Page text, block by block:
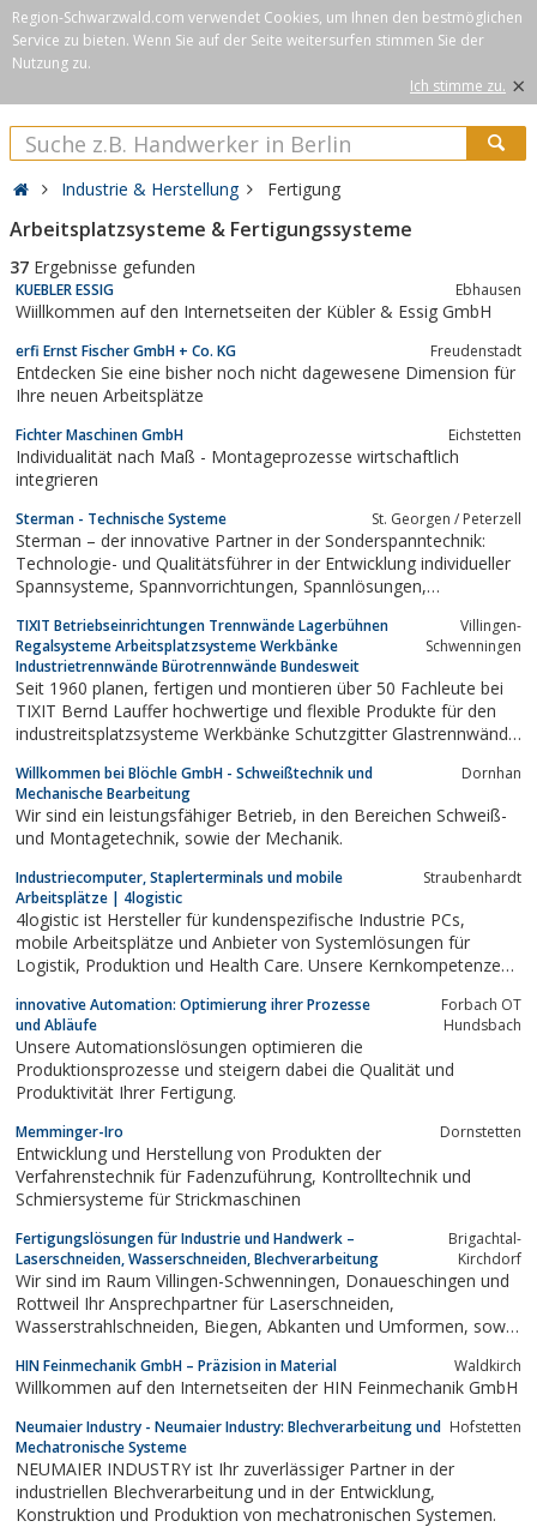
Region-Schwarzwald.com verwendet Cookies, um Ihnen den bestmöglichen
Service zu bieten. Wenn Sie auf der Seite weitersurfen stimmen Sie der
Nutzung zu.
Ich stimme zu. ×
Industrie & Herstellung Fertigung
Arbeitsplatzsysteme & Fertigungssysteme
37 Ergebnisse gefunden
KUEBLER ESSIG Ebhausen
Wiillkommen auf den Internetseiten der Kübler & Essig GmbH
erfi Ernst Fischer GmbH + Co. KG Freudenstadt
Entdecken Sie eine bisher noch nicht dagewesene Dimension für
Ihre neuen Arbeitsplätze
Fichter Maschinen GmbH Eichstetten
Individualität nach Maß - Montageprozesse wirtschaftlich
integrieren
Sterman - Technische Systeme St. Georgen / Peterzell
Sterman – der innovative Partner in der Sonderspanntechnik:
Technologie- und Qualitätsführer in der Entwicklung individueller
Spannsysteme, Spannvorrichtungen, Spannlösungen,
individueller Kundenanforderung.
TIXIT Betriebseinrichtungen Trennwände Lagerbühnen
Regalsysteme Arbeitsplatzsysteme Werkbänke
Industrietrennwände Bürotrennwände Bundesweit
Villingen-
Schwenningen
Seit 1960 planen, fertigen und montieren über 50 Fachleute bei
TIXIT Bernd Lauffer hochwertige und flexible Produkte für den
industreitsplatzsysteme Werkbänke Schutzgitter Glastrennwände
Betriebseinrichtungen und Lagertechnik in Villingen
Schwenningen.
Willkommen bei Blöchle GmbH - Schweißtechnik und
Mechanische Bearbeitung
Dornhan
Wir sind ein leistungsfähiger Betrieb, in den Bereichen Schweiß-
und Montagetechnik, sowie der Mechanik.
Industriecomputer, Staplerterminals und mobile
Arbeitsplätze | 4logistic
Straubenhardt
4logistic ist Hersteller für kundenspezifische Industrie PCs,
mobile Arbeitsplätze und Anbieter von Systemlösungen für
Logistik, Produktion und Health Care. Unsere Kernkompetenzen
Systemen, Barcode- und Datenerfassungstechniken sowie in
industriellen Netzwerklösungen.
innovative Automation: Optimierung ihrer Prozesse
und Abläufe
Forbach OT
Hundsbach
Unsere Automationslösungen optimieren die
Produktionsprozesse und steigern dabei die Qualität und
Produktivität Ihrer Fertigung.
Memminger-Iro Dornstetten
Entwicklung und Herstellung von Produkten der
Verfahrenstechnik für Fadenzuführung, Kontrolltechnik und
Schmiersysteme für Strickmaschinen
Fertigungslösungen für Industrie und Handwerk –
Laserschneiden, Wasserschneiden, Blechverarbeitung
Brigachtal-
Kirchdorf
Wir sind im Raum Villingen-Schwenningen, Donaueschingen und
Rottweil Ihr Ansprechpartner für Laserschneiden,
Wasserstrahlschneiden, Biegen, Abkanten und Umformen, sowie
HIN Feinmechanik GmbH – Präzision in Material Waldkirch
Willkommen auf den Internetseiten der HIN Feinmechanik GmbH
Neumaier Industry - Neumaier Industry: Blechverarbeitung und
Mechatronische Systeme
Hofstetten
NEUMAIER INDUSTRY ist Ihr zuverlässiger Partner in der
industriellen Blechverarbeitung und in der Entwicklung,
Konstruktion und Produktion von mechatronischen Systemen.